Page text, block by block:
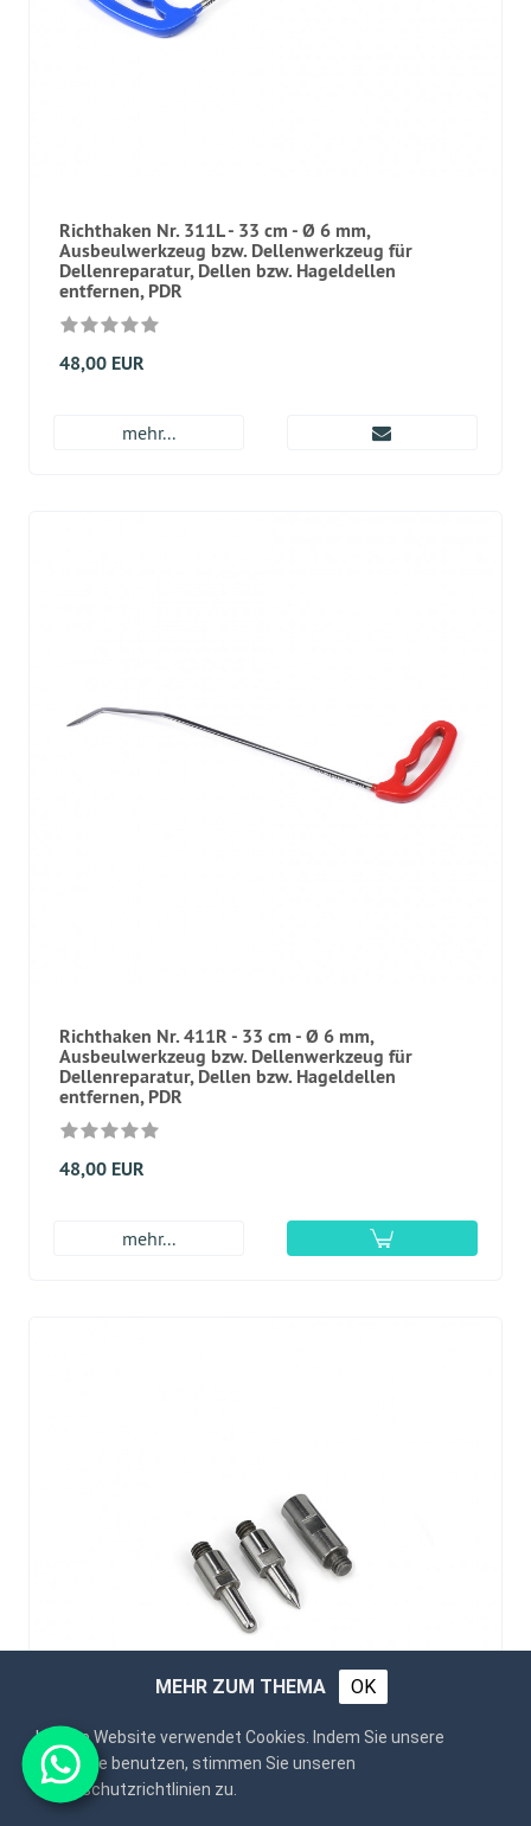
Richthaken Nr. 311L - 33 cm - Ø 6 mm,
Ausbeulwerkzeug bzw. Dellenwerkzeug für
Dellenreparatur, Dellen bzw. Hageldellen
entfernen, PDR
48,00 EUR
mehr...
Richthaken Nr. 411R - 33 cm - Ø 6 mm,
Ausbeulwerkzeug bzw. Dellenwerkzeug für
Dellenreparatur, Dellen bzw. Hageldellen
entfernen, PDR
48,00 EUR
mehr...
MEHR ZUM THEMA OK
Unsere Website verwendet Cookies. Indem Sie unsere
Webseite benutzen, stimmen Sie unseren
Datenschutzrichtlinien zu.